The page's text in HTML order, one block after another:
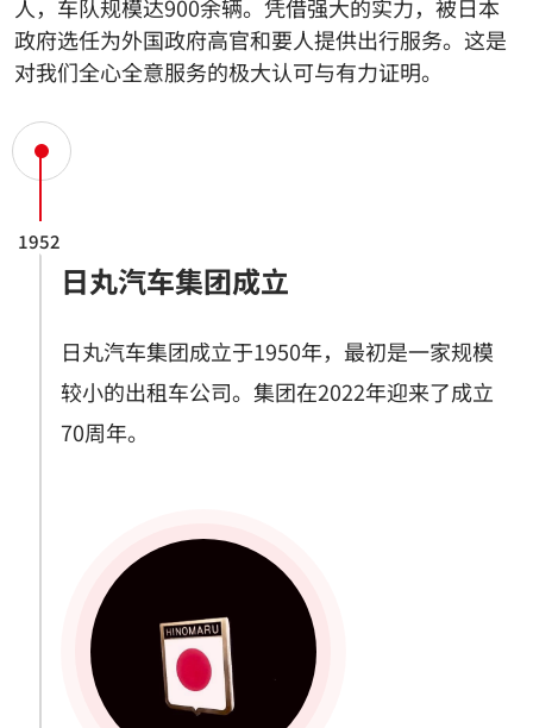
人，车队规模达900余辆。凭借强大的实力，被日本
政府选任为外国政府高官和要人提供出行服务。这是
对我们全心全意服务的极大认可与有力证明。
1952
日丸汽车集团成立
日丸汽车集团成立于1950年，最初是一家规模
较小的出租车公司。集团在2022年迎来了成立
70周年。